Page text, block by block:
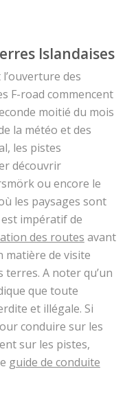
Islandaises
des
F-road commencent
moitié du mois
la météo et des
les pistes
découvrir
ou encore le
les paysages sont
impératif de
des routes avant
matière de visite
A noter qu’un
que toute
et illégale. Si
conduire sur les
sur les pistes,
guide de conduite